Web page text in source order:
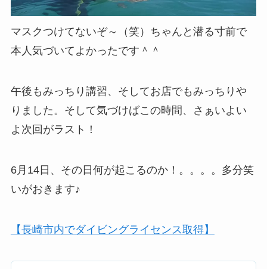
マスクつけてないぞ～（笑）ちゃんと潜る寸前で
本人気づいてよかったです＾＾
午後もみっちり講習、そしてお店でもみっちりや
りました。そして気づけばこの時間、さぁいよい
よ次回がラスト！
6月14日、その日何が起こるのか！。。。。多分笑
いがおきます♪
【長崎市内でダイビングライセンス取得】